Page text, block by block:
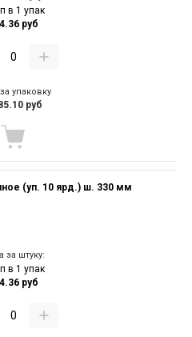
в 1 упак
руб
упаковку
руб
(уп. 10 ярд.) ш. 330 мм
за штуку:
в 1 упак
руб